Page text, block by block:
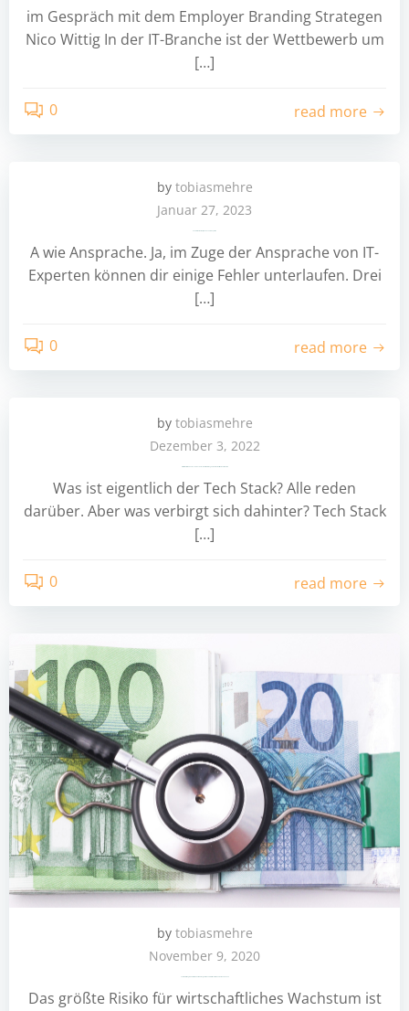
im Gespräch mit dem Employer Branding Strategen
Nico Wittig In der IT-Branche ist der Wettbewerb um
[…]
0 read more
by tobiasmehre
Januar 27, 2023
A wie Ansprache. Ja, im Zuge der Ansprache von IT-
Experten können dir einige Fehler unterlaufen. Drei
[…]
0 read more
by tobiasmehre
Dezember 3, 2022
Was ist eigentlich der Tech Stack? Alle reden
darüber. Aber was verbirgt sich dahinter? Tech Stack
[…]
0 read more
by tobiasmehre
November 9, 2020
Das größte Risiko für wirtschaftliches Wachstum ist